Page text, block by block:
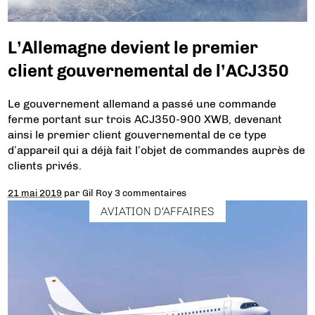
L’Allemagne devient le premier
client gouvernemental de l’ACJ350
Le gouvernement allemand a passé une commande
ferme portant sur trois ACJ350-900 XWB, devenant
ainsi le premier client gouvernemental de ce type
d’appareil qui a déjà fait l’objet de commandes auprès de
clients privés.
21 mai 2019 parGil Roy 3 commentaires
AVIATION D'AFFAIRES